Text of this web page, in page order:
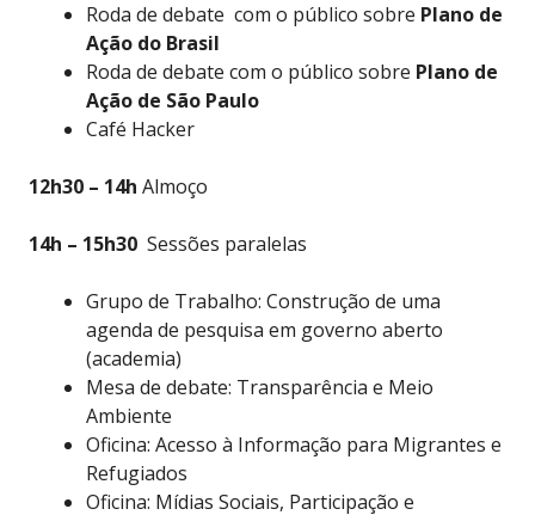
Roda de debate com o público sobre Plano de
Ação do Brasil
Roda de debate com o público sobre Plano de
Ação de São Paulo
Café Hacker
12h30 – 14h Almoço
14h – 15h30 Sessões paralelas
Grupo de Trabalho: Construção de uma
agenda de pesquisa em governo aberto
(academia)
Mesa de debate: Transparência e Meio
Ambiente
Oficina: Acesso à Informação para Migrantes e
Refugiados
Oficina: Mídias Sociais, Participação e